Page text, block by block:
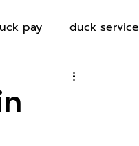
pay duck service